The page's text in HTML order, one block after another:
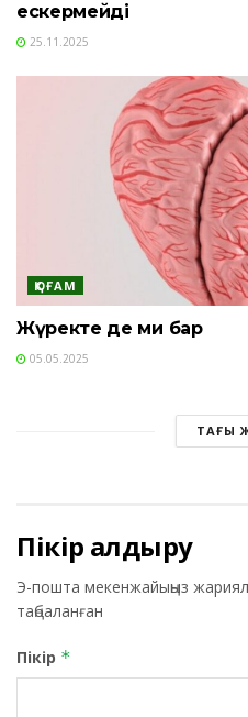
ескермейді
25.11.2025
ҚОҒАМ
Жүректе де ми бар
05.05.2025
ТАҒЫ
Пікір қалдыру
Э-пошта мекенжайыңыз
таңбаланған
Пікір *